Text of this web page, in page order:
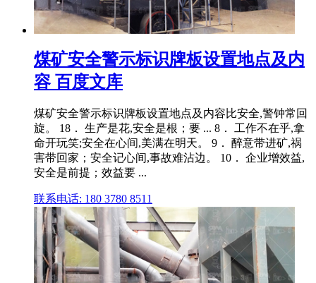
煤矿安全警示标识牌板设置地点及内
容 百度文库
煤矿安全警示标识牌板设置地点及内容比安全,警钟常回
旋。 18． 生产是花,安全是根；要 ... 8． 工作不在乎,拿
命开玩笑;安全在心间,美满在明天。 9． 醉意带进矿,祸
害带回家；安全记心间,事故难沾边。 10． 企业增效益,
安全是前提；效益要 ...
联系电话: 180 3780 8511